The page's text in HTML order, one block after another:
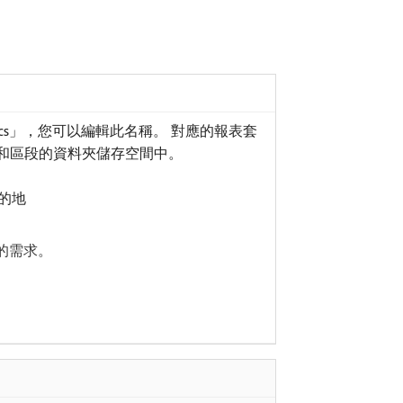
」，您可以編輯此名稱。 對應的報表套
區段的資料夾儲存空間中。
地
求。